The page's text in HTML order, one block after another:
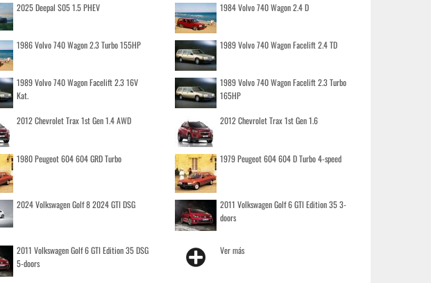
2025 Deepal S05 1.5 PHEV 1984 Volvo 740 Wagon 2.4 D
1986 Volvo 740 Wagon 2.3 Turbo 155HP 1989 Volvo 740 Wagon Facelift 2.4 TD
1989 Volvo 740 Wagon Facelift 2.3 16V
Kat.
1989 Volvo 740 Wagon Facelift 2.3 Turbo
165HP
2012 Chevrolet Trax 1st Gen 1.4 AWD 2012 Chevrolet Trax 1st Gen 1.6
1980 Peugeot 604 604 GRD Turbo 1979 Peugeot 604 604 D Turbo 4-speed
2024 Volkswagen Golf 8 2024 GTI DSG
2011 Volkswagen Golf 6 GTI Edition 35 3-
doors
2011 Volkswagen Golf 6 GTI Edition 35 DSG
5-doors
Ver más